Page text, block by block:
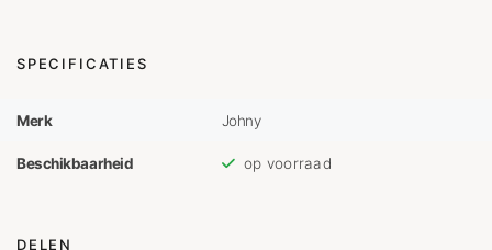
SPECIFICATIES
Merk Johny
Beschikbaarheid op voorraad
DELEN